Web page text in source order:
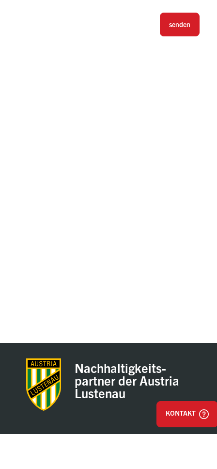
senden
Nachhaltigkeits-
partner der Austria
Lustenau
KONTAKT